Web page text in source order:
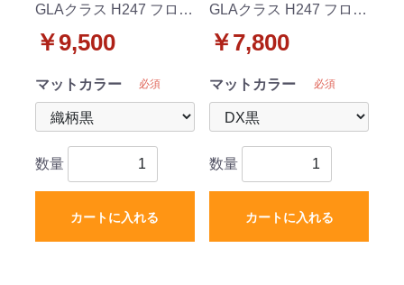
GLAクラス H247 フロア
シリーズ 社外新品
￥9,500
マットカラー 必須
数量
カートに入れる
GLAクラス H247 フロア
リーズ 社外新品
￥7,800
マットカラー 必須
数量
カートに入れる